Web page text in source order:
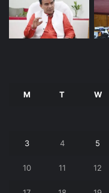
M T W
3 4 5
10 11 12